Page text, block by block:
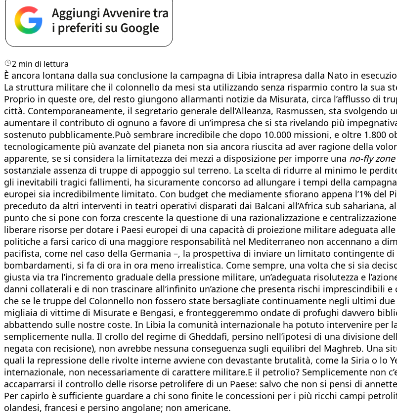
2 min di lettura
È ancora lontana dalla sua conclusione la campagna di Libia intrapresa dalla Nato in
La struttura militare che il colonnello da mesi sta utilizzando senza risparmio contro la sua
Proprio in queste ore, del resto giungono allarmanti notizie da Misurata, circa l’afflusso di
città. Contemporaneamente, il segretario generale dell’Alleanza, Rasmussen, sta
aumentare il contributo di ognuno a favore di un’impresa che si sta rivelando più
sostenuto pubblicamente.Può sembrare incredibile che dopo 10.000 missioni, e oltre 1.800
tecnologicamente più avanzate del pianeta non sia ancora riuscita ad aver ragione della
apparente, se si considera la limitatezza dei mezzi a disposizione per imporre una no-fly zone
sostanziale assenza di truppe di appoggio sul terreno. La scelta di ridurre al minimo le
gli inevitabili tragici fallimenti, ha sicuramente concorso ad allungare i tempi della
europei sia incredibilmente limitato. Con budget che mediamente sfiorano appena l’1% del
preceduto da altri interventi in teatri operativi disparati dai Balcani all’Africa sub sahariana,
punto che si pone con forza crescente la questione di una razionalizzazione e
liberare risorse per dotare i Paesi europei di una capacità di proiezione militare adeguata
politiche a farsi carico di una maggiore responsabilità nel Mediterraneo non accennano a
pacifista, come nel caso della Germania –, la prospettiva di inviare un limitato contingente
bombardamenti, si fa di ora in ora meno irrealistica. Come sempre, una volta che si sia
giusta via tra l’incremento graduale della pressione militare, un’adeguata risolutezza e
danni collaterali e di non trascinare all’infinito un’azione che presenta rischi imprescindibili
che se le truppe del Colonnello non fossero state bersagliate continuamente negli ultimi
migliaia di vittime di Misurate e Bengasi, e fronteggeremmo ondate di profughi davvero
abbattendo sulle nostre coste. In Libia la comunità internazionale ha potuto intervenire per
semplicemente nulla. Il crollo del regime di Gheddafi, persino nell’ipotesi di una divisione
negata con recisione), non avrebbe nessuna conseguenza sugli equilibri del Maghreb. Una
quali la repressione delle rivolte interne avviene con devastante brutalità, come la Siria o lo
internazionale, non necessariamente di carattere militare.E il petrolio? Semplicemente non
accaparrarsi il controllo delle risorse petrolifere di un Paese: salvo che non si pensi di
Per capirlo è sufficiente guardare a chi sono finite le concessioni per i più ricchi campi
olandesi, francesi e persino angolane; non americane.